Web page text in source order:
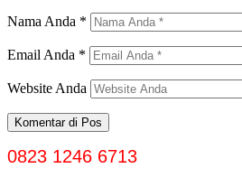
Nama Anda *
Email Anda *
Website Anda
0823 1246 6713